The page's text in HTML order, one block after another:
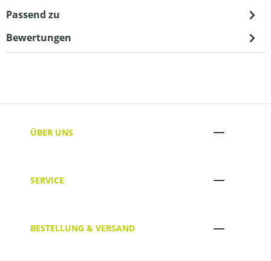
Passend zu
Bewertungen
ÜBER UNS
SERVICE
BESTELLUNG & VERSAND